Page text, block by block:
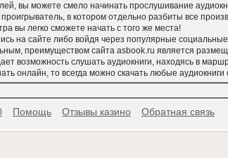
вы можете смело начинать прослушивание
в котором отдельно разбиты все
вы легко сможете начать с того же места!
на сайте либо войдя через популярные
преимуществом сайта asbook.ru является
возможность слушать аудиокниги, находясь в
онлайн, то всегда можно скачать любые
Помощь Отзывы казино Обратная связь